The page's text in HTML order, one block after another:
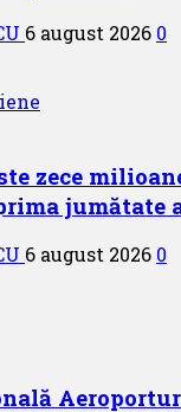
6 august 2026 0
zece
jumătate
6 august 2026 0